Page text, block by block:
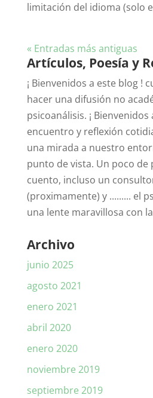
limitación del idioma (solo
« Entradas más antiguas
Artículos, Poesía y
¡ Bienvenidos a este blog !
hacer una difusión no
psicoanálisis. ¡
encuentro y reflexión
una mirada a nuestro
punto de vista. Un poco de
cuento, incluso un
(proximamente) y ......... el
una lente maravillosa con
Archivo
junio 2025
agosto 2021
enero 2021
abril 2020
enero 2020
noviembre 2019
septiembre 2019